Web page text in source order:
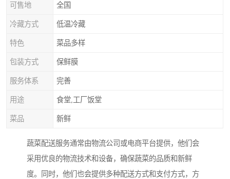
可售地 全国
冷藏方式 低温冷藏
特色 菜品多样
包装方式 保鲜膜
服务体系 完善
用途 食堂,工厂饭堂
菜品 新鲜
蔬菜配送服务通常由物流公司或电商平台提供，他们会
采用优良的物流技术和设备，确保蔬菜的品质和新鲜
度。同时，他们也会提供多种配送方式和支付方式，方